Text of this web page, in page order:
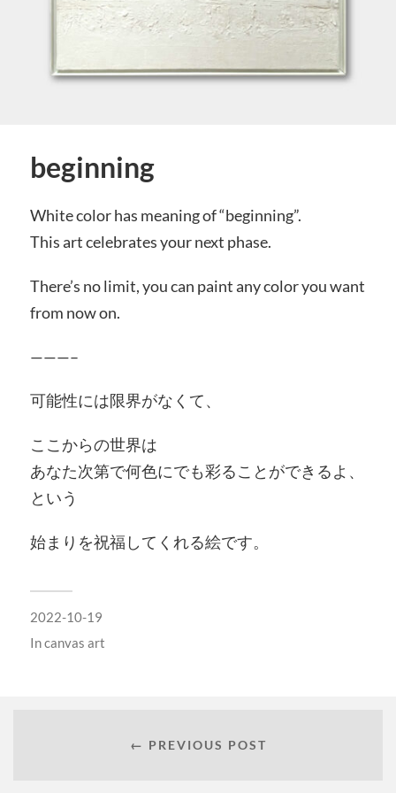
beginning
White color has meaning of “beginning”.
This art celebrates your next phase.
There’s no limit, you can paint any color you want
from now on.
———–
可能性には限界がなくて、
ここからの世界は
あなた次第で何色にでも彩ることができるよ、
という
始まりを祝福してくれる絵です。
2022-10-19
Incanvas art
← PREVIOUS POST